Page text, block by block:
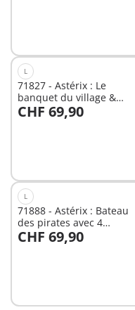
L
71827 - Astérix : Le
banquet du village &
personnages
CHF 69,90
Au panier
L
71888 - Astérix : Bateau
des pirates avec 4
personnages
CHF 69,90